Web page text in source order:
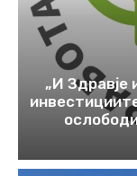
„И Здравје